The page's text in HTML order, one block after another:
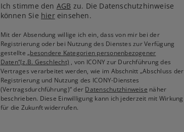
Ich stimme den AGB zu. Die Datenschutzhinweise
können Sie hiereinsehen.
Mit der Absendung willige ich ein, dass von mir bei der
Registrierung oder bei Nutzung des Dienstes zur Verfügung
gestellte„besondere Kategorien personenbezogener
Daten“(z.B. Geschlecht) , von ICONY zur Durchführung des
Vertrages verarbeitet werden, wie im Abschnitt „Abschluss der
Registrierung und Nutzung des ICONY-Dienstes
(Vertragsdurchführung)“ der Datenschutzhinweise näher
beschrieben. Diese Einwilligung kann ich jederzeit mit Wirkung
für die Zukunft widerrufen.